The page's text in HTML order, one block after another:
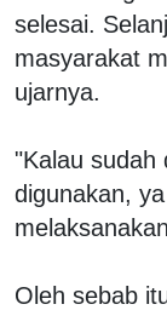
selesai.
masyarakat
ujarnya.
"Kalau sudah
digunakan,
Oleh sebab